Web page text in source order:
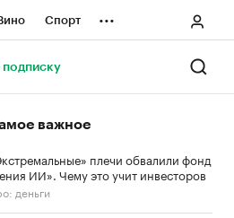
Спорт ...
подписку
важное
плечи обвалили фонд
ИИ». Чему это учит инвесторов
деньги